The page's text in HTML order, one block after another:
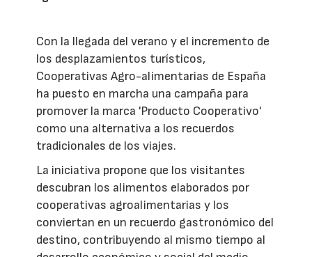
Con la llegada del verano y el incremento de
los desplazamientos turísticos,
Cooperativas Agro-alimentarias de España
ha puesto en marcha una campaña para
promover la marca 'Producto Cooperativo'
como una alternativa a los recuerdos
tradicionales de los viajes.
La iniciativa propone que los visitantes
descubran los alimentos elaborados por
cooperativas agroalimentarias y los
conviertan en un recuerdo gastronómico del
destino, contribuyendo al mismo tiempo al